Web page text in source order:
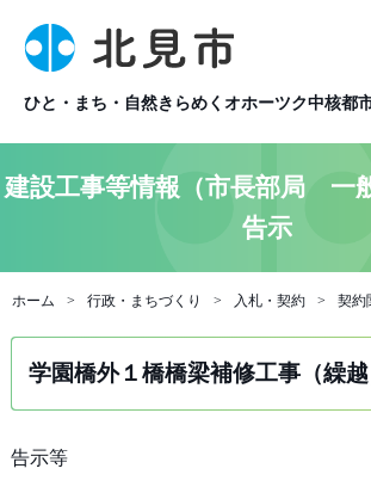
ひと・まち・自然きらめくオホーツク中核都
建設工事等情報（市長部局 一
告示
ホーム 行政・まちづくり 入札・契約 契約
学園橋外１橋橋梁補修工事（繰越
告示等